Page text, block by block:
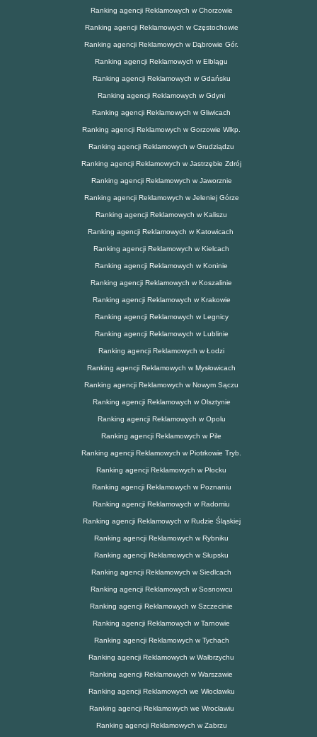
Ranking agencji Reklamowych w Chorzowie
Ranking agencji Reklamowych w Częstochowie
Ranking agencji Reklamowych w Dąbrowie Gór.
Ranking agencji Reklamowych w Elblągu
Ranking agencji Reklamowych w Gdańsku
Ranking agencji Reklamowych w Gdyni
Ranking agencji Reklamowych w Gliwicach
Ranking agencji Reklamowych w Gorzowie Wlkp.
Ranking agencji Reklamowych w Grudziądzu
Ranking agencji Reklamowych w Jastrzębie Zdrój
Ranking agencji Reklamowych w Jaworznie
Ranking agencji Reklamowych w Jeleniej Górze
Ranking agencji Reklamowych w Kaliszu
Ranking agencji Reklamowych w Katowicach
Ranking agencji Reklamowych w Kielcach
Ranking agencji Reklamowych w Koninie
Ranking agencji Reklamowych w Koszalinie
Ranking agencji Reklamowych w Krakowie
Ranking agencji Reklamowych w Legnicy
Ranking agencji Reklamowych w Lublinie
Ranking agencji Reklamowych w Łodzi
Ranking agencji Reklamowych w Mysłowicach
Ranking agencji Reklamowych w Nowym Sączu
Ranking agencji Reklamowych w Olsztynie
Ranking agencji Reklamowych w Opolu
Ranking agencji Reklamowych w Pile
Ranking agencji Reklamowych w Piotrkowie Tryb.
Ranking agencji Reklamowych w Płocku
Ranking agencji Reklamowych w Poznaniu
Ranking agencji Reklamowych w Radomiu
Ranking agencji Reklamowych w Rudzie Śląskiej
Ranking agencji Reklamowych w Rybniku
Ranking agencji Reklamowych w Słupsku
Ranking agencji Reklamowych w Siedlcach
Ranking agencji Reklamowych w Sosnowcu
Ranking agencji Reklamowych w Szczecinie
Ranking agencji Reklamowych w Tarnowie
Ranking agencji Reklamowych w Tychach
Ranking agencji Reklamowych w Wałbrzychu
Ranking agencji Reklamowych w Warszawie
Ranking agencji Reklamowych we Włocławku
Ranking agencji Reklamowych we Wrocławiu
Ranking agencji Reklamowych w Zabrzu